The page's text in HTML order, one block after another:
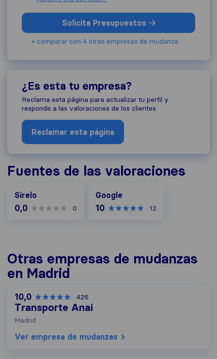
Solicita Presupuestos
+ comparar con 4 otras empresas de mudanza.
¿Es esta tu empresa?
Reclama esta página para actualizar tu perfil y
responde a las valoraciones de los clientes
Reclamar esta página
Fuentes de las valoraciones
Sirelo
0,0 0
Google
10 12
Otras empresas de mudanzas
en Madrid
10,0 426
Transporte Anai
Madrid
Ver empresa de mudanzas